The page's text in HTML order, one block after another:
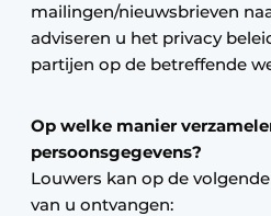
mailingen/nieuwsbrieven
adviseren u het privacy
partijen op de betreffende
Op welke manier
persoonsgegevens?
Louwers kan op de
van u ontvangen: